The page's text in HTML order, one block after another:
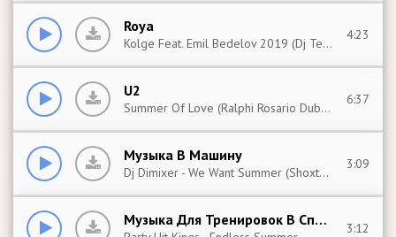
Roya
Kolge Feat. Emil Bedelov 2019 (Dj Tebriz)
4:23
U2
Summer Of Love (Ralphi Rosario Dub Mix)
6:37
Музыка В Машину
Dj Dimixer - We Want Summer (Shoxtair Remix)
3:09
Музыка Для Тренировок В Спортзале 3:12